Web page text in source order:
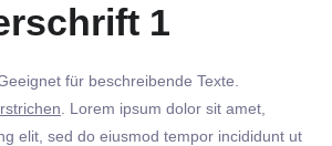
1
für beschreibende Texte.
. Lorem ipsum dolor sit amet,
elit, sed do eiusmod tempor incididunt ut